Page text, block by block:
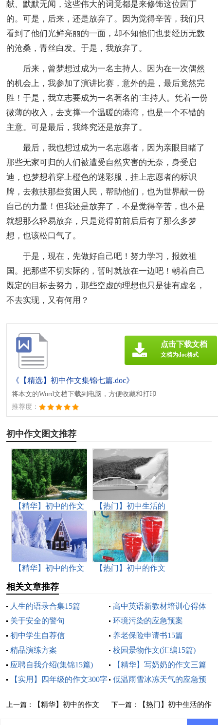
献、默默无闻，这些伟大的词竟都是来修饰这位园丁
的。可是，后来，还是放弃了。因为觉得辛苦，我们只
看到了他们光鲜亮丽的一面，却不知他们也要经历无数
的沧桑，青丝白发。于是，我放弃了。
后来，曾梦想过成为一名主持人。因为在一次偶然
的机会上，我参加了演讲比赛，意外的是，最后竟然完
胜！于是，我立志要成为一名著名的`主持人。凭着一份
微薄的收入，去支撑一个温暖的港湾，也是一个不错的
主意。可是最后，我终究还是放弃了。
最后，我也想过成为一名志愿者，因为亲眼目睹了
那些无家可归的人们被遭受自然灾害的无奈，身受启
迪，也梦想着穿上橙色的迷彩服，挂上志愿者的标识
牌，去救扶那些贫困人民，帮助他们，也为世界献一份
自己的力量！但我还是放弃了，不是觉得辛苦，也不是
就想那么轻易放弃，只是觉得前前后后有了那么多梦
想，也该松口气了。
于是，现在，先做好自己吧！努力学习，报效祖
国。把那些不切实际的，暂时就放在一边吧！朝着自己
既定的目标去努力，那些空虚的理想也只是徒有虚名，
不去实现，又有何用？
《【精选】初中作文集锦七篇.doc》
将本文的Word文档下载到电脑，方便收藏和打印
推荐度：
点击下载文档
文档为doc格式
初中作文图文推荐
【精华】初中的作文
300字锦集七篇
【热门】初中生活的
作文锦集六篇
【精华】初中的作文
【热门】初中的作文
相关文章推荐
人生的语录合集15篇
高中英语新教材培训心得体
会
关于安全的警句
环境污染的应急预案
初中学生自荐信
养老保险申请书15篇
精品演练方案
校园景物作文(汇编15篇)
应聘自我介绍(集锦15篇)
【精华】写奶奶的作文三篇
【实用】四年级的作文300字
低温雨雪冰冻天气的应急预
上一篇： 【精华】初中的作文 下一篇： 【热门】初中生活的作
文锦集六篇